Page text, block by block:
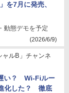
を7月に発売、
動態デモを予定
(2026/6/9)
ャルB」チャンネ
い？ Wi-Fiルー
化した？ 徹底